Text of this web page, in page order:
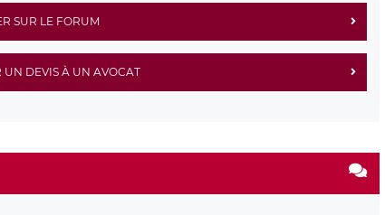
SUR LE FORUM
UN DEVIS À UN AVOCAT